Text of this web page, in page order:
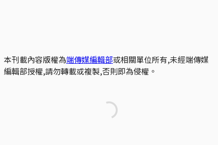
本刊載內容版權為端傳媒編輯部或相關單位所有,未經端傳媒
編輯部授權,請勿轉載或複製,否則即為侵權。